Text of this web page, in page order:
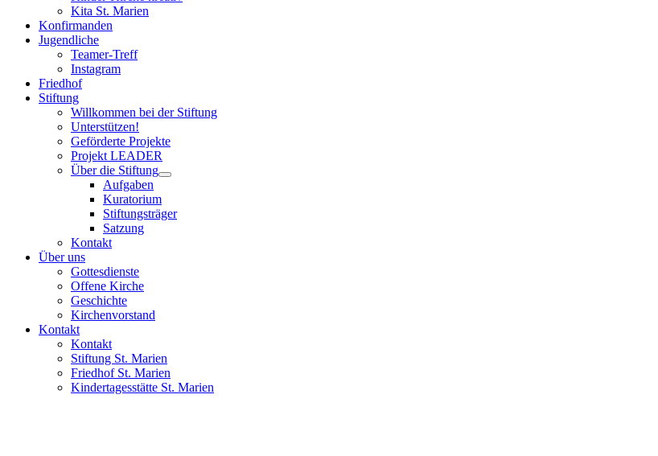
Kita St. Marien
Konfirmanden
Jugendliche
Teamer-Treff
Instagram
Friedhof
Stiftung
Willkommen bei der Stiftung
Unterstützen!
Geförderte Projekte
Projekt LEADER
Über die Stiftung
Aufgaben
Kuratorium
Stiftungsträger
Satzung
Kontakt
Über uns
Gottesdienste
Offene Kirche
Geschichte
Kirchenvorstand
Kontakt
Kontakt
Stiftung St. Marien
Friedhof St. Marien
Kindertagesstätte St. Marien